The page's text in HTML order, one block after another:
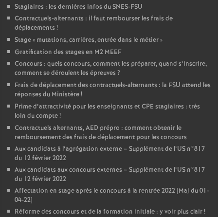
Stagiaires : les dernières infos du SNES-FSU
Contractuels-alternants : il faut rembourser les frais de
déplacements !
Stage « mutations, carrières, entrée dans le métier»
Gratification des stages en M2 MEEF
Concours : quels concours, comment les préparer, quand s’inscrire,
comment se déroulent les épreuves ?
Frais de déplacement des contractuels-alternants : la FSU attend les
réponses du Ministère!
Prime d’attractivité pour les enseignants et CPE stagiaires : très
loin du compte!
Contractuels alternants, AED prépro : comment obtenir le
remboursement des frais de déplacement pour les concours
Aux candidats à l’agrégation externe – Supplément de l’US n°817
du 12 février 2022
Aux candidats aux concours externes – Supplément de l’US n°817
du 12 février 2022
Affectation en stage après le concours à la rentrée 2022 [Maj du 01-
04-22]
Réforme des concours et de la formation initiale : y voir plus clair!